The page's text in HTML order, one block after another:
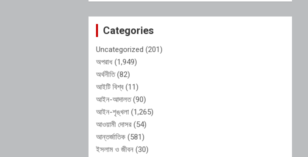
Categories
Uncategorized (201)
অপরাধ (1,949)
অর্থনীতি(82)
আইটি বিশ্ব (11)
আইন-আদালত(90)
আইন-শৃঙ্খলা (1,265)
আওয়ামী দোসর (54)
আন্তর্জাতিক (581)
ইসলাম ও জীবন (30)